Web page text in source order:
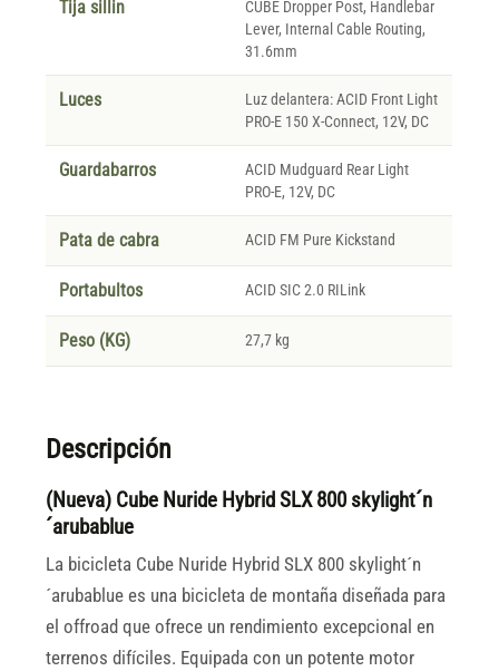
Tija sillin
CUBE Dropper Post, Handlebar
Lever, Internal Cable Routing,
31.6mm
Luces
Luz delantera: ACID Front Light
PRO-E 150 X-Connect, 12V, DC
Guardabarros
ACID Mudguard Rear Light
PRO-E, 12V, DC
Pata de cabra ACID FM Pure Kickstand
Portabultos ACID SIC 2.0 RILink
Peso (KG) 27,7 kg
Descripción
(Nueva) Cube Nuride Hybrid SLX 800 skylight´n
´arubablue
La bicicleta Cube Nuride Hybrid SLX 800 skylight´n
´arubablue es una bicicleta de montaña diseñada para
el offroad que ofrece un rendimiento excepcional en
terrenos difíciles. Equipada con un potente motor